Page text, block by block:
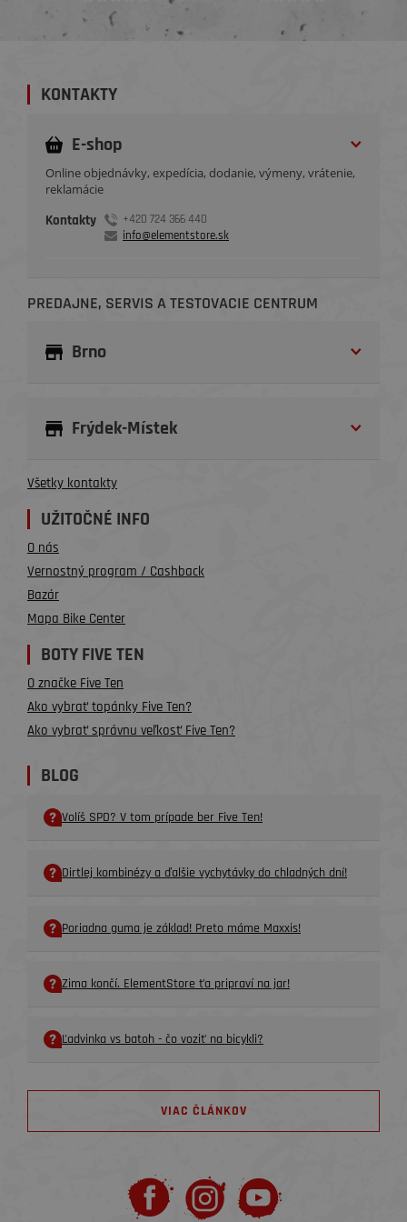
KONTAKTY
E-shop
Online objednávky, expedícia, dodanie, výmeny, vrátenie,
reklamácie
Kontakty
+420 724 366 440
info@elementstore.sk
PREDAJNE, SERVIS A TESTOVACIE CENTRUM
Brno
Frýdek-Místek
Všetky kontakty
UŽITOČNÉ INFO
O nás
Vernostný program / Cashback
Bazár
Mapa Bike Center
BOTY FIVE TEN
O značke Five Ten
Ako vybrať topánky Five Ten?
Ako vybrať správnu veľkosť Five Ten?
BLOG
Volíš SPD? V tom prípade ber Five Ten!
Dirtlej kombinézy a ďalšie vychytávky do chladných dní!
Poriadna guma je základ! Preto máme Maxxis!
Zima končí. ElementStore ťa pripraví na jar!
Ľadvinka vs batoh - čo voziť na bicykli?
VIAC ČLÁNKOV